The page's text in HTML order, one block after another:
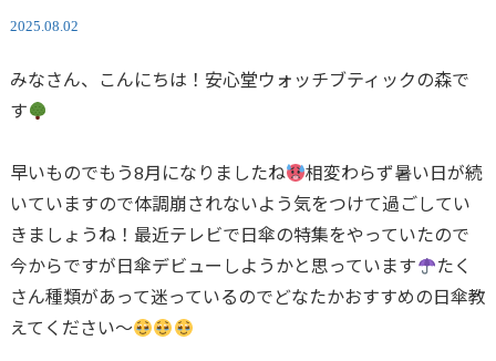
2025.08.02
みなさん、こんにちは！安心堂ウォッチブティックの森で
す
早いものでもう8月になりましたね
相変わらず暑い日が続
いていますので体調崩されないよう気をつけて過ごしてい
きましょうね！最近テレビで日傘の特集をやっていたので
今からですが日傘デビューしようかと思っています
たく
さん種類があって迷っているのでどなたかおすすめの日傘教
えてください〜